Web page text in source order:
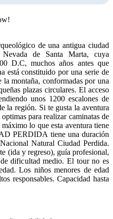
de una antigua ciudad
de Santa Marta, cuya
D.C, muchos años antes que
está constituido por una serie de
la montaña, conformadas por una
plazas circulares. El acceso
unos 1200 escalones de
la región. Si te gusta la aventura
para realizar caminatas de
lo que esta aventura tiene
PERDIDA tiene una duración
Natural Ciudad Perdida.
(ida y regreso), guía profesional,
dificultad medio. El tour no es
Los niños menores de edad
responsables. Capacidad hasta